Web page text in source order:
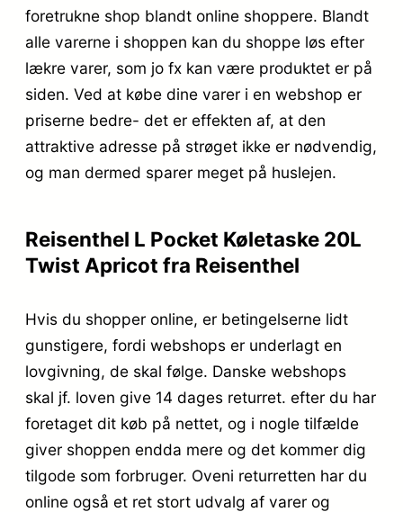
foretrukne shop blandt online shoppere. Blandt
alle varerne i shoppen kan du shoppe løs efter
lækre varer, som jo fx kan være produktet er på
siden. Ved at købe dine varer i en webshop er
priserne bedre- det er effekten af, at den
attraktive adresse på strøget ikke er nødvendig,
og man dermed sparer meget på huslejen.
Reisenthel L Pocket Køletaske 20L
Twist Apricot fra Reisenthel
Hvis du shopper online, er betingelserne lidt
gunstigere, fordi webshops er underlagt en
lovgivning, de skal følge. Danske webshops
skal jf. loven give 14 dages returret. efter du har
foretaget dit køb på nettet, og i nogle tilfælde
giver shoppen endda mere og det kommer dig
tilgode som forbruger. Oveni returretten har du
online også et ret stort udvalg af varer og